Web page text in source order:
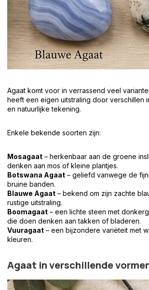
Agaat komt voor in verrassend veel
heeft een eigen uitstraling door verschillen
en natuurlijke tekening.
Enkele bekende soorten zijn:
Mosagaat – herkenbaar aan de groene
denken aan mos of kleine plantjes.
Botswana Agaat – geliefd vanwege de
bruine banden.
Blauwe Agaat – bekend om zijn zachte
rustige uitstraling.
Boomagaat – een lichte steen met
die doen denken aan takken of bladeren.
Vuuragaat – een bijzondere variëteit met
kleuren.
Agaat in verschillende